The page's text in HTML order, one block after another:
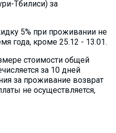
Тбилиси) за
5% при проживании не
года, кроме 25.12 - 13.01.
стоимости общей
за 10 дней
за проживание возврат
не осуществляется,